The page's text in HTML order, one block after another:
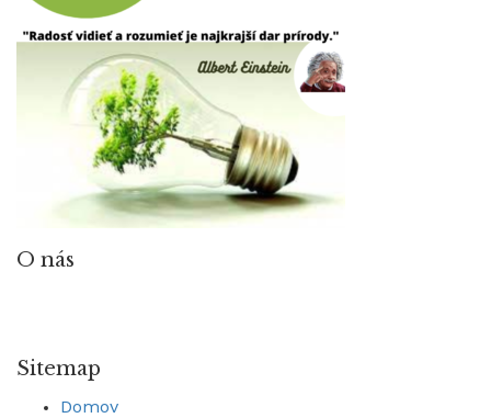
O nás
Sitemap
Domov